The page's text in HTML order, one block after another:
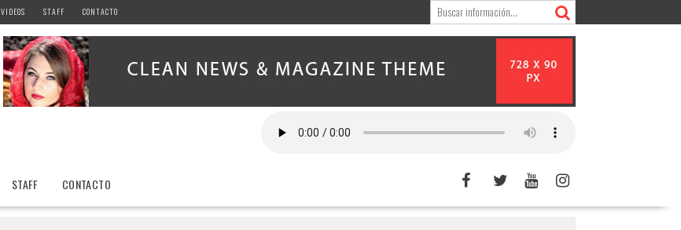
VIDEOS STAFF CONTACTO
STAFF CONTACTO